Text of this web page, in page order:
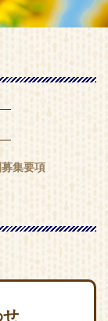
集要項